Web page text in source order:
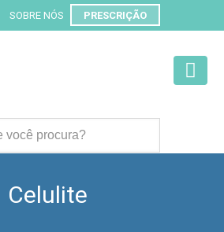
SOBRE NÓS PRESCRIÇÃO
Celulite